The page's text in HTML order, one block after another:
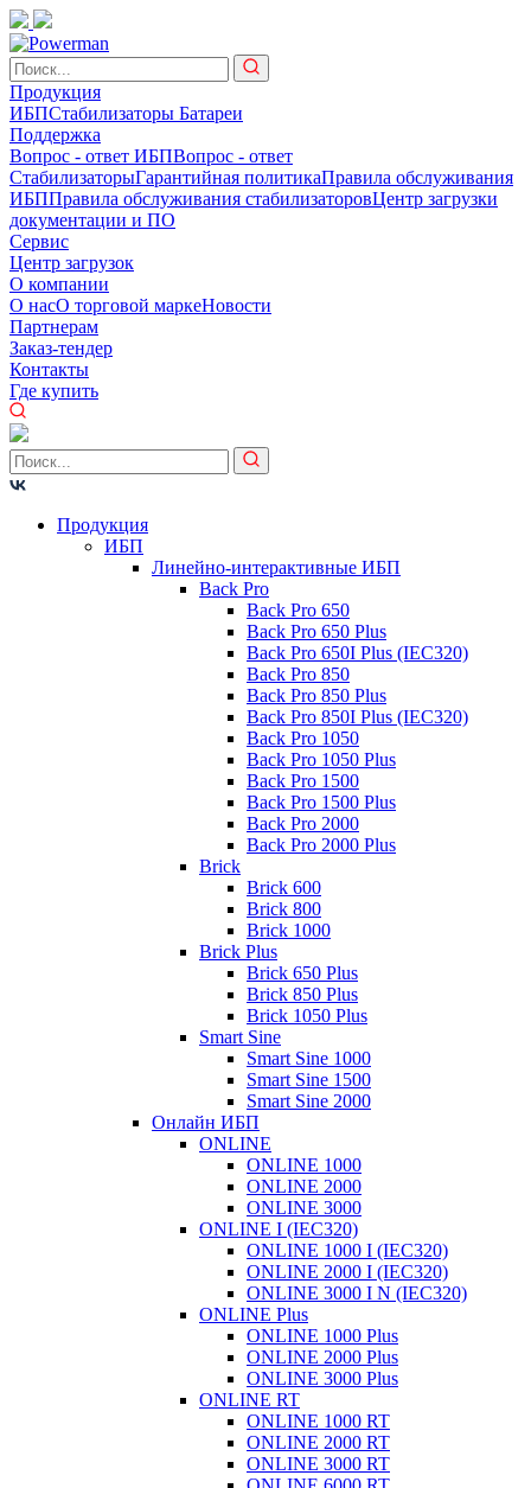
Продукция
ИБПСтабилизаторы Батареи
Поддержка
Вопрос - ответ ИБПВопрос - ответ
СтабилизаторыГарантийная политикаПравила обслуживания
ИБППравила обслуживания стабилизаторовЦентр загрузки
документации и ПО
Сервис
Центр загрузок
О компании
О насО торговой маркеНовости
Партнерам
Заказ-тендер
Контакты
Где купить
Продукция
ИБП
Линейно-интерактивные ИБП
Back Pro
Back Pro 650
Back Pro 650 Plus
Back Pro 650I Plus (IEC320)
Back Pro 850
Back Pro 850 Plus
Back Pro 850I Plus (IEC320)
Back Pro 1050
Back Pro 1050 Plus
Back Pro 1500
Back Pro 1500 Plus
Back Pro 2000
Back Pro 2000 Plus
Brick
Brick 600
Brick 800
Brick 1000
Brick Plus
Brick 650 Plus
Brick 850 Plus
Brick 1050 Plus
Smart Sine
Smart Sine 1000
Smart Sine 1500
Smart Sine 2000
Онлайн ИБП
ONLINE
ONLINE 1000
ONLINE 2000
ONLINE 3000
ONLINE I (IEC320)
ONLINE 1000 I (IEC320)
ONLINE 2000 I (IEC320)
ONLINE 3000 I N (IEC320)
ONLINE Plus
ONLINE 1000 Plus
ONLINE 2000 Plus
ONLINE 3000 Plus
ONLINE RT
ONLINE 1000 RT
ONLINE 2000 RT
ONLINE 3000 RT